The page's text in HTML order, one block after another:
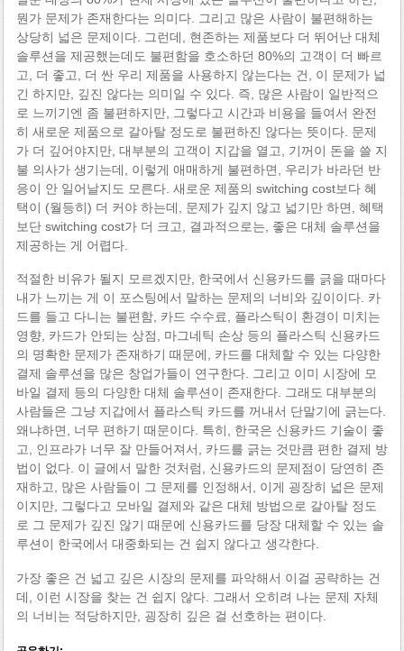
뭔가 문제가 존재한다는 의미다. 그리고 많은 사람이 불편해하는
상당히 넓은 문제이다. 그런데, 현존하는 제품보다 더 뛰어난 대체
솔루션을 제공했는데도 불편함을 호소하던 80%의 고객이 더 빠르
고, 더 좋고, 더 싼 우리 제품을 사용하지 않는다는 건, 이 문제가 넓
긴 하지만, 깊진 않다는 의미일 수 있다. 즉, 많은 사람이 일반적으
로 느끼기엔 좀 불편하지만, 그렇다고 시간과 비용을 들여서 완전
히 새로운 제품으로 갈아탈 정도로 불편하진 않다는 뜻이다. 문제
가 더 깊어야지만, 대부분의 고객이 지갑을 열고, 기꺼이 돈을 쓸 지
불 의사가 생기는데, 이렇게 애매하게 불편하면, 우리가 바라던 반
응이 안 일어날지도 모른다. 새로운 제품의 switching cost보다 혜
택이 (월등히) 더 커야 하는데, 문제가 깊지 않고 넓기만 하면, 혜택
보단 switching cost가 더 크고, 결과적으로는, 좋은 대체 솔루션을
제공하는 게 어렵다.
적절한 비유가 될지 모르겠지만, 한국에서 신용카드를 긁을 때마다
내가 느끼는 게 이 포스팅에서 말하는 문제의 너비와 깊이이다. 카
드를 들고 다니는 불편함, 카드 수수료, 플라스틱이 환경이 미치는
영향, 카드가 안되는 상점, 마그네틱 손상 등의 플라스틱 신용카드
의 명확한 문제가 존재하기 때문에, 카드를 대체할 수 있는 다양한
결제 솔루션을 많은 창업가들이 연구한다. 그리고 이미 시장에 모
바일 결제 등의 다양한 대체 솔루션이 존재한다. 그래도 대부분의
사람들은 그냥 지갑에서 플라스틱 카드를 꺼내서 단말기에 긁는다.
왜냐하면, 너무 편하기 때문이다. 특히, 한국은 신용카드 기술이 좋
고, 인프라가 너무 잘 만들어져서, 카드를 긁는 것만큼 편한 결제 방
법이 없다. 이 글에서 말한 것처럼, 신용카드의 문제점이 당연히 존
재하고, 많은 사람들이 그 문제를 인정해서, 이게 굉장히 넓은 문제
이지만, 그렇다고 모바일 결제와 같은 대체 방법으로 갈아탈 정도
로 그 문제가 깊진 않기 때문에 신용카드를 당장 대체할 수 있는 솔
루션이 한국에서 대중화되는 건 쉽지 않다고 생각한다.
가장 좋은 건 넓고 깊은 시장의 문제를 파악해서 이걸 공략하는 건
데, 이런 시장을 찾는 건 쉽지 않다. 그래서 오히려 나는 문제 자체
의 너비는 적당하지만, 굉장히 깊은 걸 선호하는 편이다.